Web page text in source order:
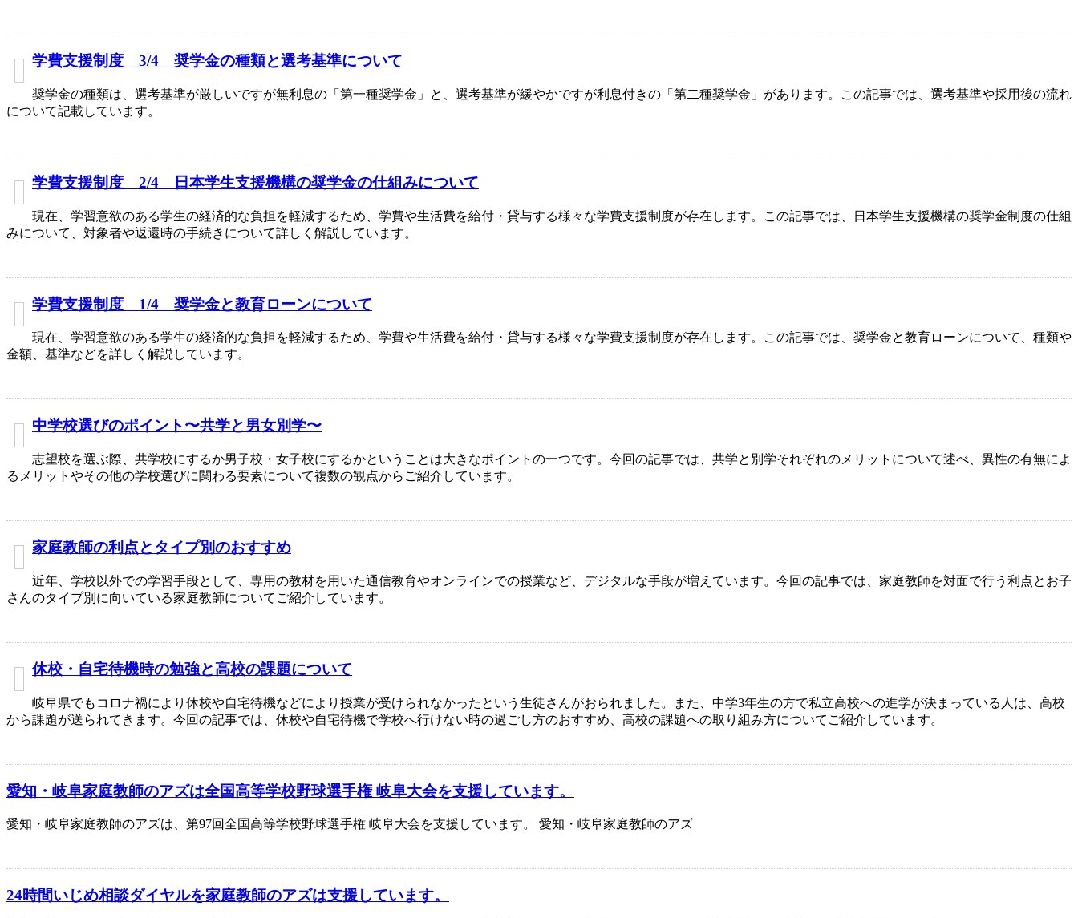
学費支援制度 3/4 奨学金の種類と選考基準について
奨学金の種類は、選考基準が厳しいですが無利息の「第一種奨学金」と、選考基準が緩やかですが利息付きの「第二種奨学金」があります。この記事では、選考基準や採用後の流れ
について記載しています。
学費支援制度 2/4 日本学生支援機構の奨学金の仕組みについて
現在、学習意欲のある学生の経済的な負担を軽減するため、学費や生活費を給付・貸与する様々な学費支援制度が存在します。この記事では、日本学生支援機構の奨学金制度の仕組
みについて、対象者や返還時の手続きについて詳しく解説しています。
学費支援制度 1/4 奨学金と教育ローンについて
現在、学習意欲のある学生の経済的な負担を軽減するため、学費や生活費を給付・貸与する様々な学費支援制度が存在します。この記事では、奨学金と教育ローンについて、種類や
金額、基準などを詳しく解説しています。
中学校選びのポイント〜共学と男女別学〜
志望校を選ぶ際、共学校にするか男子校・女子校にするかということは大きなポイントの一つです。今回の記事では、共学と別学それぞれのメリットについて述べ、異性の有無によ
るメリットやその他の学校選びに関わる要素について複数の観点からご紹介しています。
家庭教師の利点とタイプ別のおすすめ
近年、学校以外での学習手段として、専用の教材を用いた通信教育やオンラインでの授業など、デジタルな手段が増えています。今回の記事では、家庭教師を対面で行う利点とお子
さんのタイプ別に向いている家庭教師についてご紹介しています。
休校・自宅待機時の勉強と高校の課題について
岐阜県でもコロナ禍により休校や自宅待機などにより授業が受けられなかったという生徒さんがおられました。また、中学3年生の方で私立高校への進学が決まっている人は、高校
から課題が送られてきます。今回の記事では、休校や自宅待機で学校へ行けない時の過ごし方のおすすめ、高校の課題への取り組み方についてご紹介しています。
愛知・岐阜家庭教師のアズは全国高等学校野球選手権 岐阜大会を支援しています。
愛知・岐阜家庭教師のアズは、第97回全国高等学校野球選手権 岐阜大会を支援しています。 愛知・岐阜家庭教師のアズ
24時間いじめ相談ダイヤルを家庭教師のアズは支援しています。